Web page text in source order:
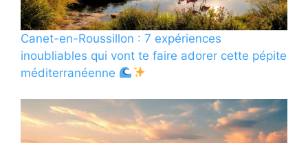
Canet-en-Roussillon : 7 expériences
inoubliables qui vont te faire adorer cette pépite
méditerranéenne